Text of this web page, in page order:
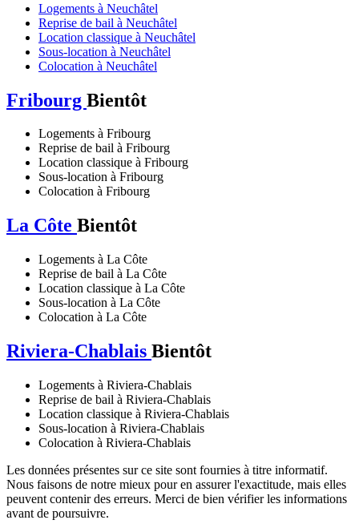
Logements à Neuchâtel
Reprise de bail à Neuchâtel
Location classique à Neuchâtel
Sous-location à Neuchâtel
Colocation à Neuchâtel
Fribourg Bientôt
Logements à Fribourg
Reprise de bail à Fribourg
Location classique à Fribourg
Sous-location à Fribourg
Colocation à Fribourg
La Côte Bientôt
Logements à La Côte
Reprise de bail à La Côte
Location classique à La Côte
Sous-location à La Côte
Colocation à La Côte
Riviera-Chablais Bientôt
Logements à Riviera-Chablais
Reprise de bail à Riviera-Chablais
Location classique à Riviera-Chablais
Sous-location à Riviera-Chablais
Colocation à Riviera-Chablais
Les données présentes sur ce site sont fournies à titre informatif.
Nous faisons de notre mieux pour en assurer l'exactitude, mais elles
peuvent contenir des erreurs. Merci de bien vérifier les informations
avant de poursuivre.